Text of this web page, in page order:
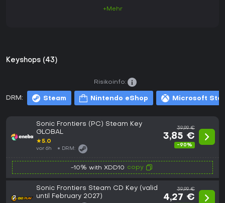
+Mehr
Keyshops (43)
DRM: Steam Nintendo eShop Microsoft
Risikoinfo:
Sonic Frontiers (PC) Steam Key
GLOBAL
★5.0
vor 6h DRM:
39,99 €
3,85 €
-90%
-10% with XDD10 copy
Sonic Frontiers Steam CD Key (valid
until February 2027)
39,99 €
4,27 €